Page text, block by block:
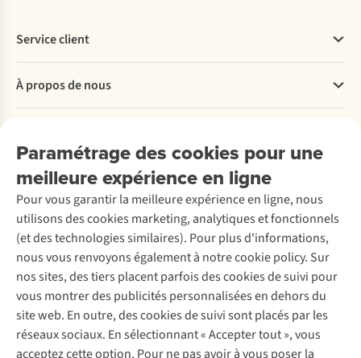
Paramétrage des cookies pour une
meilleure expérience en ligne
Pour vous garantir la meilleure expérience en ligne, nous
utilisons des cookies marketing, analytiques et fonctionnels
(et des technologies similaires). Pour plus d'informations,
nous vous renvoyons également à notre cookie policy. Sur
nos sites, des tiers placent parfois des cookies de suivi pour
vous montrer des publicités personnalisées en dehors du
site web. En outre, des cookies de suivi sont placés par les
réseaux sociaux. En sélectionnant « Accepter tout », vous
acceptez cette option. Pour ne pas avoir à vous poser la
Service client
Commander
Payer
Retourner
Rétractation d'une commande
Entretien & réparations
Garantie
Contactez-nous
À propos de nous
Entreprise responsable
À propos d’Ayacucho
Nos magasins
À propos d’A.S.Adventure
Déclaration d'accessibilité
Location / Location sports d’hiver
Seconde-main
Entretien de ski
Service de lavage
Entretien de chaussures
Réparation de chaussures
Réparation de vêtements
Retouches
Pour les entreprises
Découvrez
A.S.Magazine
Explore Camp
Expertise & conseils
Abonnez-vous à la newsletter
Suivez-nous